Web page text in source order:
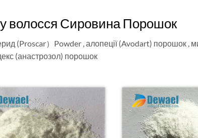
волосся Сировина Порошок
(Proscar）Powder, алопеції (Avodart) порошок ,
(анастрозол) порошок